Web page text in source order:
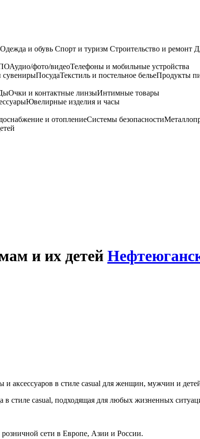
Одежда и обувь Спорт и туризм Строительство и ремонт
Аудио/фото/видеоТелефоны и мобильные устройства
сувенирыПосудаТекстиль и постельное бельеПродукты
Очки и контактные линзыИнтимные товары
Ювелирные изделия и часы
и отоплениеСистемы безопасности
и их детей
аксессуаров в стиле casual для женщин, мужчин и
в стиле casual, подходящая для любых жизненных
сети в Европе, Азии и России.